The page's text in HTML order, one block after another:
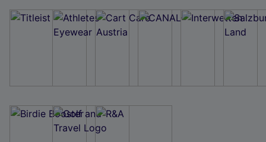
Wir und unsere Partner verarbeiten Daten, um
Verwendung genauer Standortdaten. Endgeräteeigenschaften zur Identifikation